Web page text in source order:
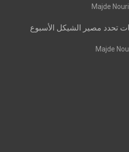
Majde Nouri
تحدد مصير الشيكل الأسبوع
Majde